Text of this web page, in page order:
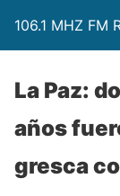
106.1 MHZ FM
La Paz:
años
gresca